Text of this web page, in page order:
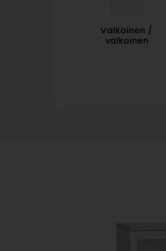
Valkoinen /
valkoinen